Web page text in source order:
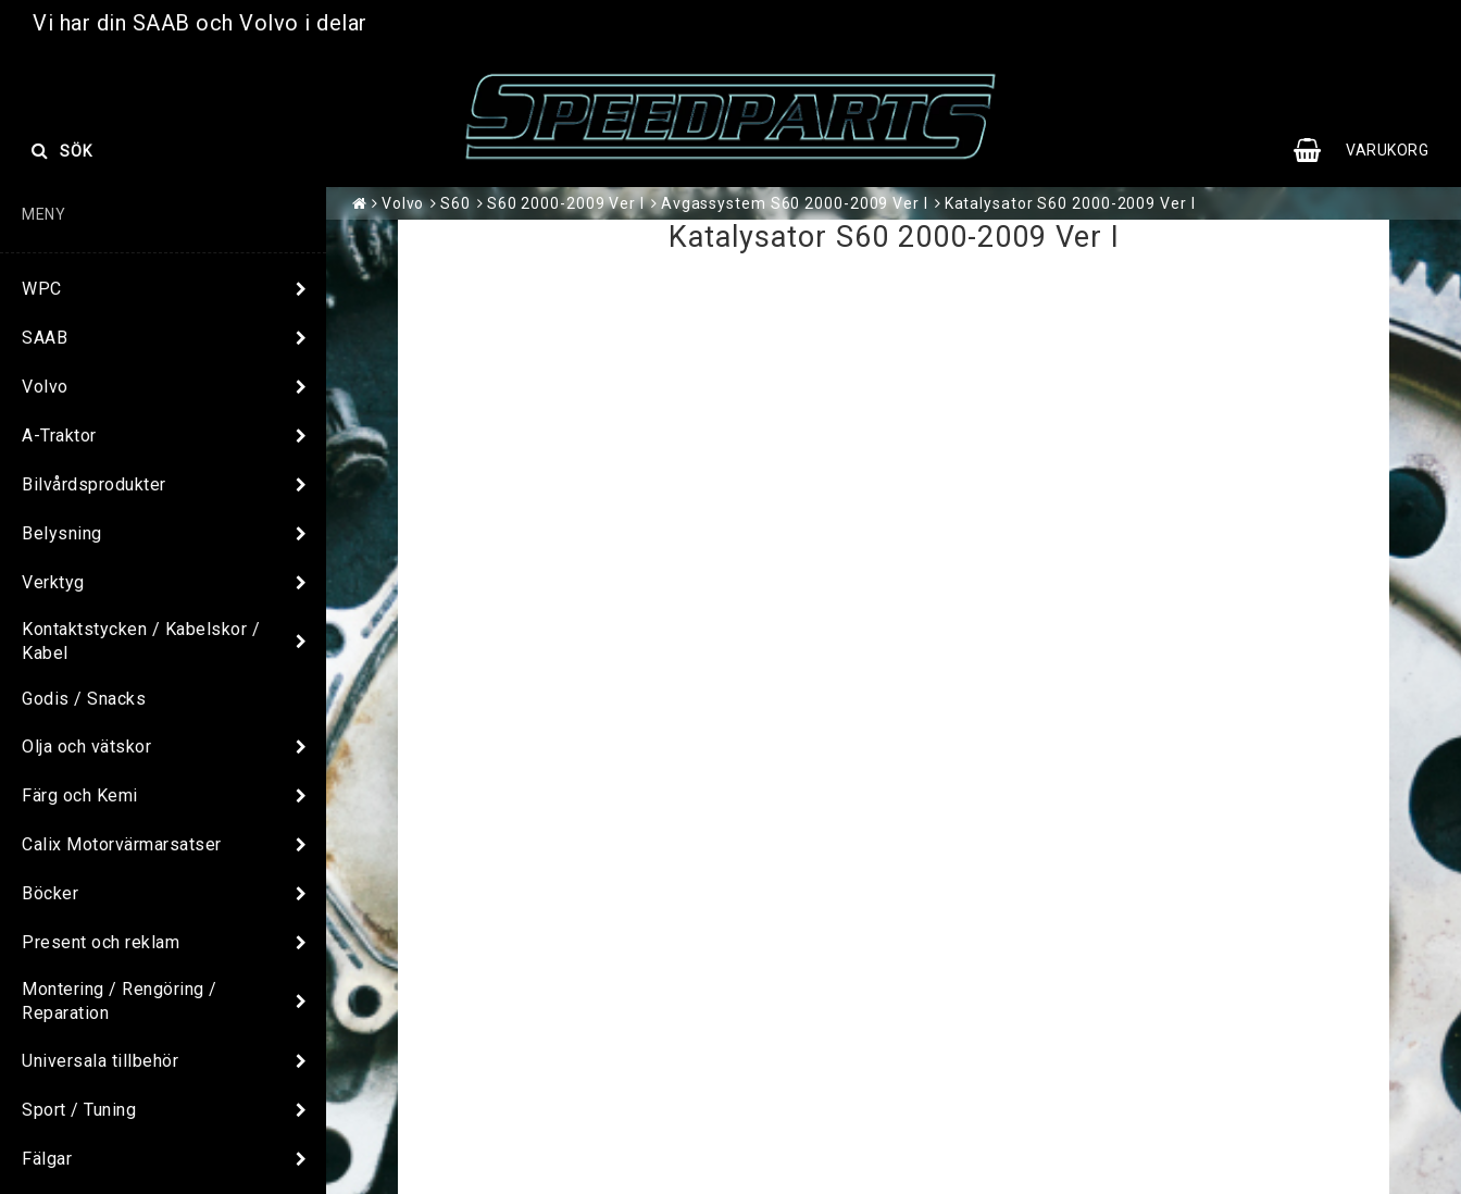
Vi har din SAAB och Volvo i delar
VARUKORG
SÖK
MENY
WPC
SAAB
Volvo
A-Traktor
Bilvårdsprodukter
Belysning
Verktyg
Kontaktstycken / Kabelskor /
Kabel
Godis / Snacks
Olja och vätskor
Färg och Kemi
Calix Motorvärmarsatser
Böcker
Present och reklam
Montering / Rengöring /
Reparation
Universala tillbehör
Sport / Tuning
Fälgar
Volvo S60 S60 2000-2009 Ver I Avgassystem S60 2000-2009 Ver I Katalysator S60 2000-2009 Ver I
Katalysator S60 2000-2009 Ver I